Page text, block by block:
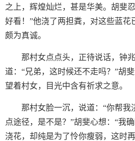
之上，辉煌灿烂，甚是华美。胡斐
好看！”他浇了两担粪，对这些蓝花
颇为真诚。
那村女点点头，正待说话，钟
道：“兄弟，这时候还不走吗？”胡
望着村女，目光中含有祈求之意。
那村女脸一沉，说道：“你帮
点途径，是不是？”胡斐心想：“我
浇花，却纯是为了怜你瘦弱，这时